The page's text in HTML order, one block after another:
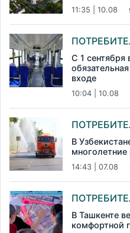
11:35 | 10.08
С 1 сентября
входе
10:04 | 10.08
В
14:43 | 07.08
В Ташкенте
комфортной